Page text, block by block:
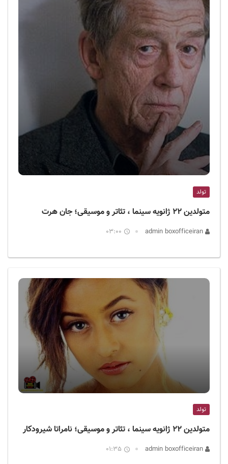
تولد
متولدین ۲۲ ژانویه سینما ، تئاتر و موسیقی؛ جان هرت
03:00
تولد
متولدین ۲۲ ژانویه سینما ، تئاتر و موسیقی؛ نامراتا شیرودکار
01:35